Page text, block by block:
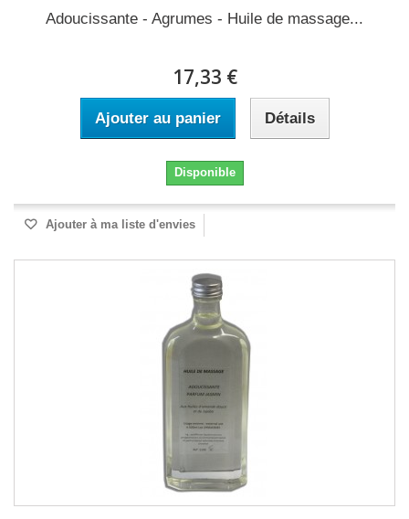
Adoucissante - Agrumes - Huile de massage...
17,33 €
Ajouter au panier Détails
Disponible
Ajouter à ma liste d'envies